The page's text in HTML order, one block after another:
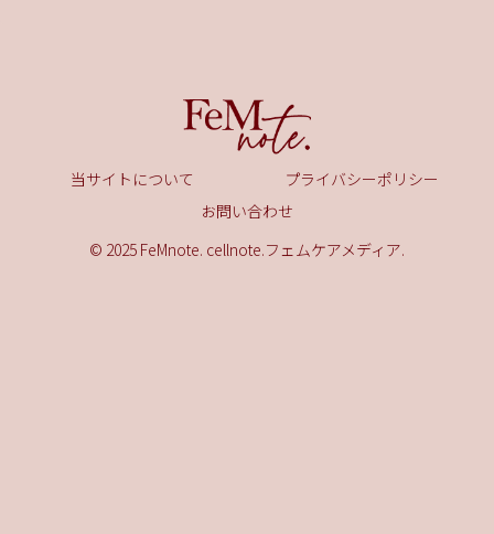
当サイトについて
プライバシーポリシー
お問い合わせ
© 2025 FeMnote. cellnote.フェムケアメディア.